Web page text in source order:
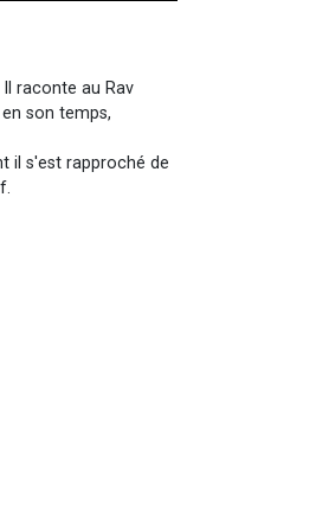
raconte au Rav
son temps,
il s'est rapproché de